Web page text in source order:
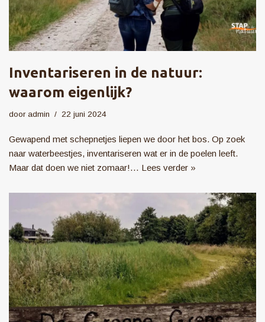
Inventariseren in de natuur:
waarom eigenlijk?
door admin 22 juni 2024
Gewapend met schepnetjes liepen we door het bos. Op zoek
naar waterbeestjes, inventariseren wat er in de poelen leeft.
Maar dat doen we niet zomaar!… Lees verder »